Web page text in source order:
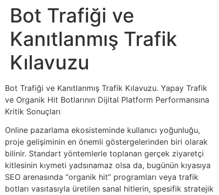
Bot Trafiği ve
Kanıtlanmış Trafik
Kılavuzu
Bot Trafiği ve Kanıtlanmış Trafik Kılavuzu. Yapay Trafik
ve Organik Hit Botlarının Dijital Platform Performansına
Kritik Sonuçları
Online pazarlama ekosisteminde kullanıcı yoğunluğu,
proje gelişiminin en önemli göstergelerinden biri olarak
bilinir. Standart yöntemlerle toplanan gerçek ziyaretçi
kitlesinin kıymeti yadsınamaz olsa da, bugünün kıyasıya
SEO arenasında “organik hit” programları veya trafik
botları vasıtasıyla üretilen sanal hitlerin, spesifik stratejik